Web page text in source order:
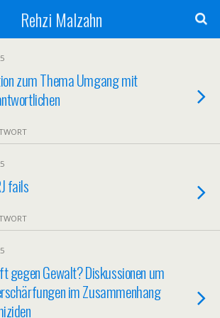
Rehzi Malzahn
zum Thema Umgang mit
fails
gegen Gewalt? Diskussionen um
im Zusammenhang